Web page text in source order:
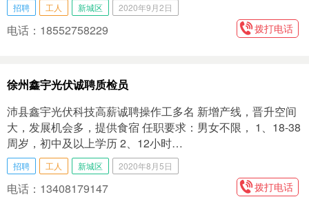
招聘 工人 新城区 2020年9月2日
电话：18552758229 拨打电话
徐州鑫宇光伏诚聘质检员
沛县鑫宇光伏科技高薪诚聘操作工多名 新增产线，晋升空间
大，发展机会多，提供食宿 任职要求：男女不限， 1、18-38
周岁，初中及以上学历 2、12小时…
招聘 工人 新城区 2020年8月5日
电话：13408179147 拨打电话